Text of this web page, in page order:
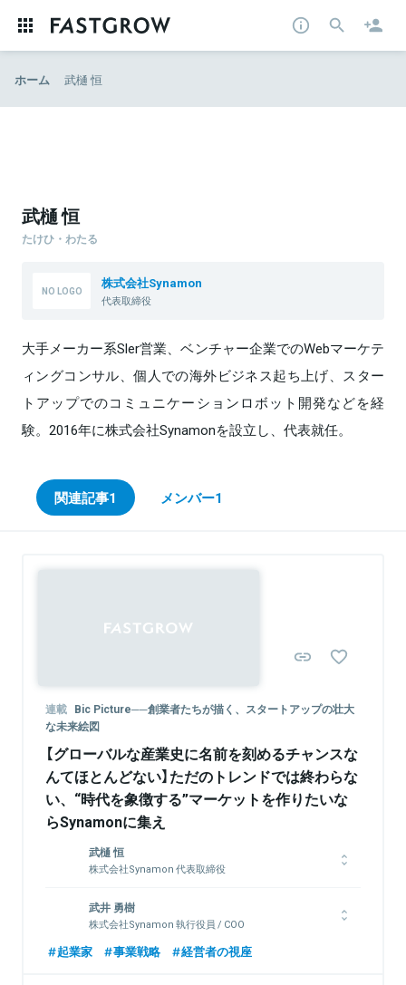
ホーム 武樋 恒
武樋 恒
たけひ・わたる
株式会社Synamon
代表取締役
大手メーカー系Sler営業、ベンチャー企業でのWebマーケテ
ィングコンサル、個人での海外ビジネス起ち上げ、スター
トアップでのコミュニケーションロボット開発などを経
験。2016年に株式会社Synamonを設立し、代表就任。
関連記事1 メンバー1
連載 Bic Picture──創業者たちが描く、スタートアップの壮大
な未来絵図
【グローバルな産業史に名前を刻めるチャンスな
んてほとんどない】ただのトレンドでは終わらな
い、“時代を象徴する”マーケットを作りたいな
らSynamonに集え
武樋 恒
株式会社Synamon 代表取締役
ングコンサル、個人での海外ビジネス起ち上げ、スタートアップ
でのコミュニケーションロボット開発などを経験。2016年に株
式会社Synamonを設立し、代表就任。
武井 勇樹
株式会社Synamon 執行役員 / COO
新卒でITベンチャーのSpeeeに入社しWebマーケティングのコ
起業家 事業戦略 経営者の視座